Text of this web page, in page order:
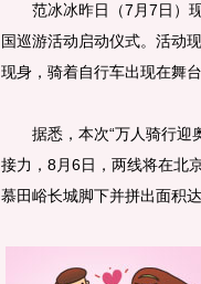
范冰冰昨日（7月7日）现
国巡游活动启动仪式。活动
现身，骑着自行车出现在舞
据悉，本次“万人骑行迎奥
接力，8月6日，两线将在北
慕田峪长城脚下并拼出面积